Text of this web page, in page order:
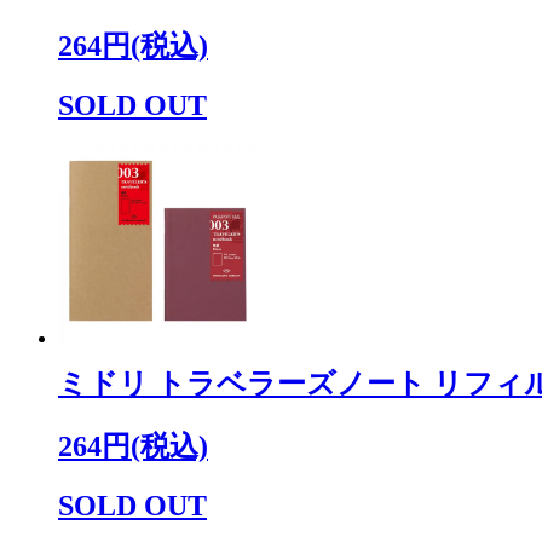
264円(税込)
SOLD OUT
ミドリ トラベラーズノート リフィ
264円(税込)
SOLD OUT